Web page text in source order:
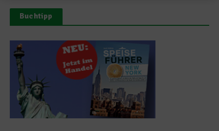
Buchtipp